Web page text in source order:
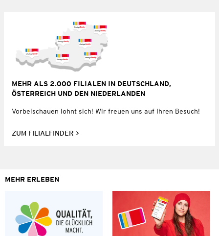
MEHR ALS 2.000 FILIALEN IN DEUTSCHLAND,
ÖSTERREICH UND DEN NIEDERLANDEN
Vorbeischauen lohnt sich! Wir freuen uns auf Ihren Besuch!
ZUM FILIALFINDER
MEHR ERLEBEN